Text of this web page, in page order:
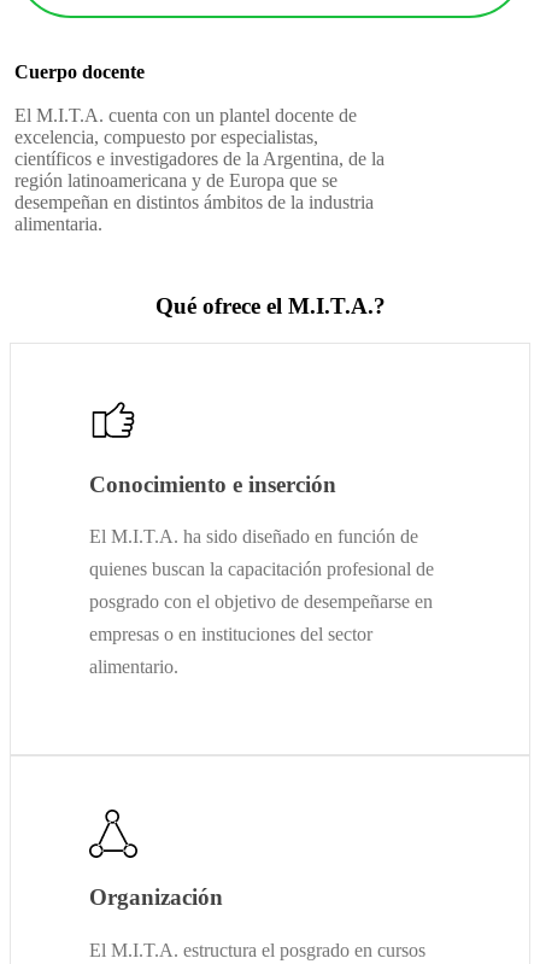
Cuerpo docente
El M.I.T.A. cuenta con un plantel docente de
excelencia, compuesto por especialistas,
científicos e investigadores de la Argentina, de la
región latinoamericana y de Europa que se
desempeñan en distintos ámbitos de la industria
alimentaria.
Qué ofrece el M.I.T.A.?
Conocimiento e inserción
El M.I.T.A. ha sido diseñado en función de
quienes buscan la capacitación profesional de
posgrado con el objetivo de desempeñarse en
empresas o en instituciones del sector
alimentario.
Organización
El M.I.T.A. estructura el posgrado en cursos